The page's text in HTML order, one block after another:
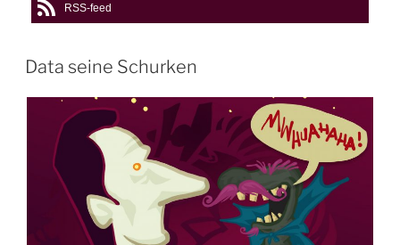
RSS-feed
Data seine Schurken